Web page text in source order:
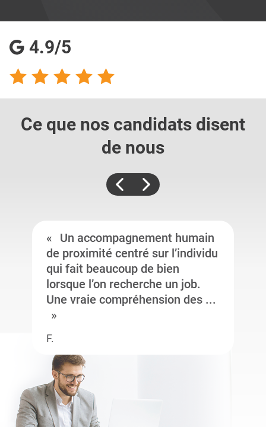
4.9/5
Ce que nos candidats disent
de nous
Un accompagnement humain
de proximité centré sur l’individu
qui fait beaucoup de bien
lorsque l’on recherche un job.
Une vraie compréhension des ...
F.